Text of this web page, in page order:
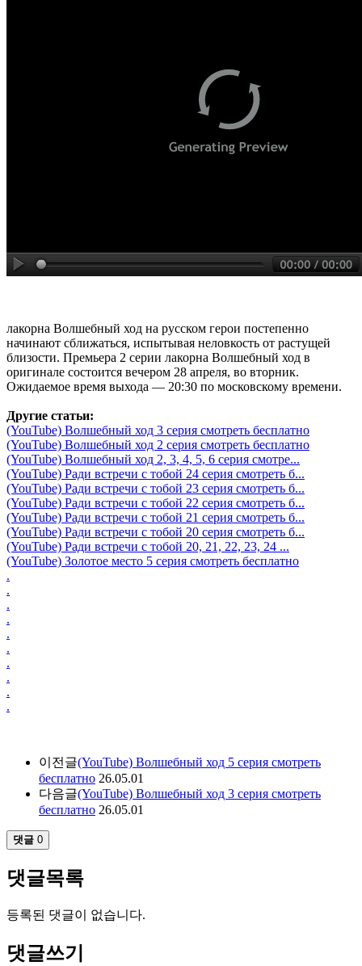
лакорна Волшебный ход на русском герои постепенно
начинают сближаться, испытывая неловкость от растущей
близости. Премьера 2 серии лакорна Волшебный ход в
оригинале состоится вечером 28 апреля, во вторник.
Ожидаемое время выхода — 20:30 по московскому времени.
Другие статьи:
(YouTube) Волшебный ход 3 серия смотреть бесплатно
(YouTube) Волшебный ход 2 серия смотреть бесплатно
(YouTube) Волшебный ход 2, 3, 4, 5, 6 серия смотре...
(YouTube) Ради встречи с тобой 24 серия смотреть б...
(YouTube) Ради встречи с тобой 23 серия смотреть б...
(YouTube) Ради встречи с тобой 22 серия смотреть б...
(YouTube) Ради встречи с тобой 21 серия смотреть б...
(YouTube) Ради встречи с тобой 20 серия смотреть б...
(YouTube) Ради встречи с тобой 20, 21, 22, 23, 24 ...
(YouTube) Золотое место 5 серия смотреть бесплатно
.
.
.
.
.
.
.
.
.
.
이전글(YouTube) Волшебный ход 5 серия смотреть
бесплатно 26.05.01
다음글(YouTube) Волшебный ход 3 серия смотреть
бесплатно 26.05.01
댓글 0
댓글목록
등록된 댓글이 없습니다.
댓글쓰기